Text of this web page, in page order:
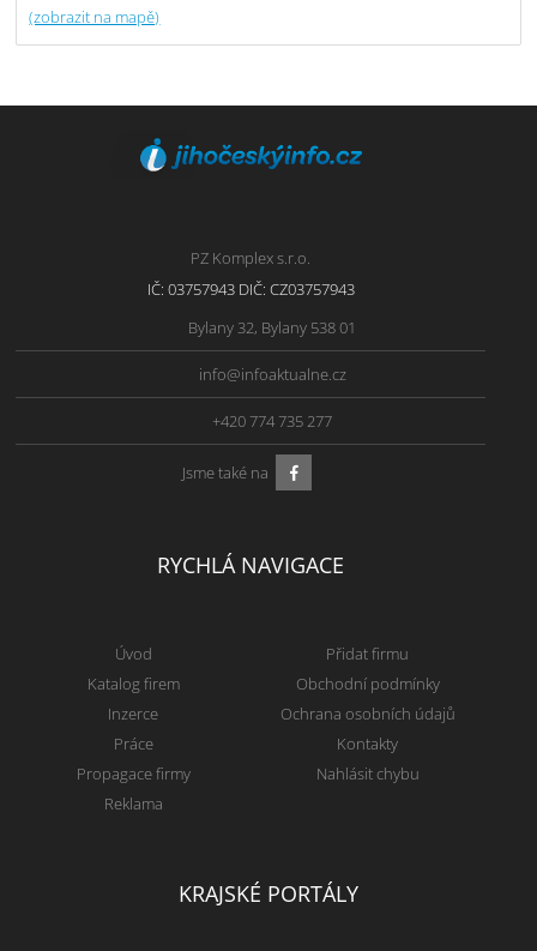
(zobrazit na mapě)
PZ Komplex s.r.o.
IČ: 03757943 DIČ: CZ03757943
Bylany 32, Bylany 538 01
info@infoaktualne.cz
+420 774 735 277
Jsme také na
RYCHLÁ NAVIGACE
Úvod
Katalog firem
Inzerce
Práce
Propagace firmy
Reklama
Přidat firmu
Obchodní podmínky
Ochrana osobních údajů
Kontakty
Nahlásit chybu
KRAJSKÉ PORTÁLY